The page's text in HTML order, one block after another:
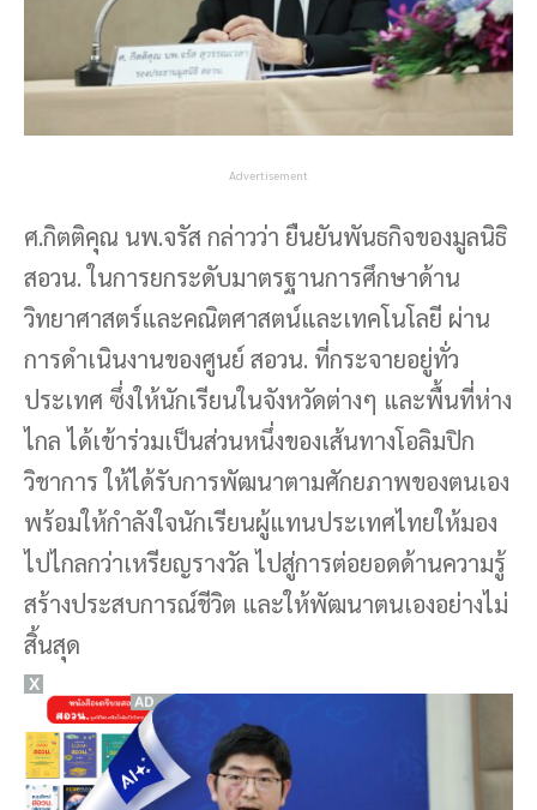
Advertisement
ศ.กิตติคุณ นพ.จรัส กล่าวว่า ยืนยันพันธกิจของมูลนิธิ
สอวน. ในการยกระดับมาตรฐานการศึกษาด้าน
วิทยาศาสตร์และคณิตศาสตน์และเทคโนโลยี ผ่าน
การดำเนินงานของศูนย์ สอวน. ที่กระจายอยู่ทั่ว
ประเทศ ซึ่งให้นักเรียนในจังหวัดต่างๆ และพื้นที่ห่าง
ไกล ได้เข้าร่วมเป็นส่วนหนึ่งของเส้นทางโอลิมปิก
วิชาการ ให้ได้รับการพัฒนาตามศักยภาพของตนเอง
พร้อมให้กำลังใจนักเรียนผู้แทนประเทศไทยให้มอง
ไปไกลกว่าเหรียญรางวัล ไปสู่การต่อยอดด้านความรู้
สร้างประสบการณ์ชีวิต และให้พัฒนาตนเองอย่างไม่
สิ้นสุด
X